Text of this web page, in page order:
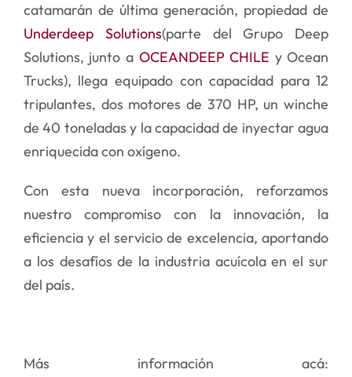
grande
catamarán de última generación, propiedad de
Underdeep Solutions(parte del Grupo Deep
Solutions, junto a OCEANDEEP CHILE y Ocean
Trucks), llega equipado con capacidad para 12
tripulantes, dos motores de 370 HP, un winche
de 40 toneladas y la capacidad de inyectar agua
enriquecida con oxígeno.
Con esta nueva incorporación, reforzamos
nuestro compromiso con la innovación, la
eficiencia y el servicio de excelencia, aportando
a los desafíos de la industria acuícola en el sur
del país.
Más información acá: